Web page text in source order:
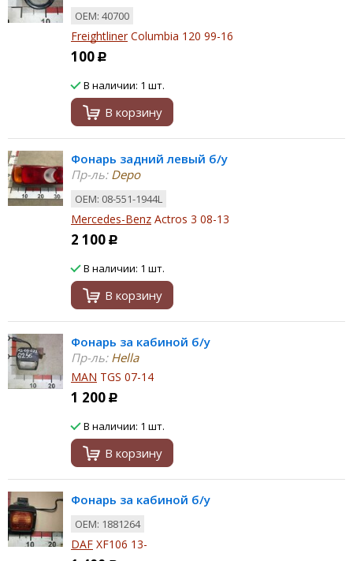
ОЕМ: 40700
FreightlinerColumbia 120 99-16
100 Р
В наличии: 1 шт.
В корзину
Фонарь задний левый б/у
Пр-ль:Depo
ОЕМ: 08-551-1944L
Mercedes-Benz Actros 3 08-13
2 100 Р
В наличии: 1 шт.
В корзину
Фонарь за кабиной б/у
Пр-ль:Hella
MAN TGS 07-14
1 200 Р
В наличии: 1 шт.
В корзину
Фонарь за кабиной б/у
ОЕМ: 1881264
DAF XF106 13-